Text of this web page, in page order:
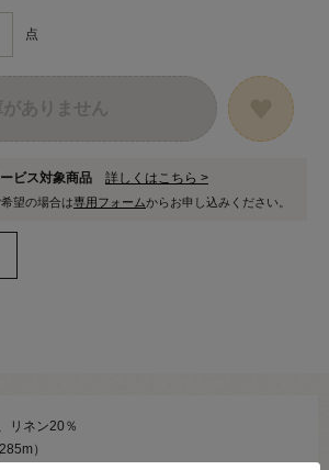
点
ビス対象商品 詳しくはこちら >
望の場合は専用フォームからお申し込みください。
リネン20％
）